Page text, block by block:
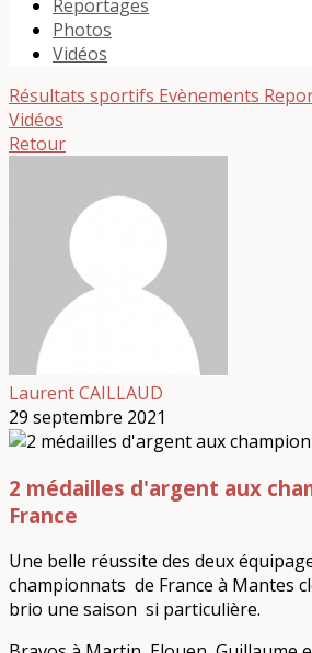
Reportages
Photos
Vidéos
Résultats sportifs Evènements
Vidéos
Retour
Laurent CAILLAUD
29 septembre 2021
2 médailles d'argent aux
France
Une belle réussite des deux
championnats de France à Mantes
brio une saison si particulière.